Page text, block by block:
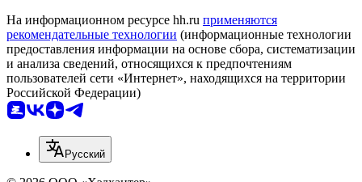
На информационном ресурсе hh.ru применяются
рекомендательные технологии (информационные технологии
предоставления информации на основе сбора, систематизации
и анализа сведений, относящихся к предпочтениям
пользователей сети «Интернет», находящихся на территории
Российской Федерации)
Русский